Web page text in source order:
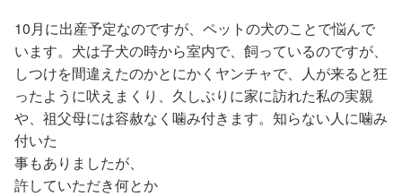
10月に出産予定なのですが、ペットの犬のことで悩んで
います。犬は子犬の時から室内で、飼っているのですが、
しつけを間違えたのかとにかくヤンチャで、人が来ると狂
ったように吠えまくり、久しぶりに家に訪れた私の実親
や、祖父母には容赦なく噛み付きます。知らない人に噛み
付いた
事もありましたが、
許していただき何とか